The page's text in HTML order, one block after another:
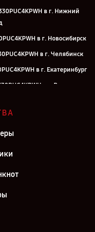
в г. Нижний
в г. Новосибирск
в г. Челябинск
в г. Екатеринбург
в г. Воронеж
в г. Самара
в г. Киров